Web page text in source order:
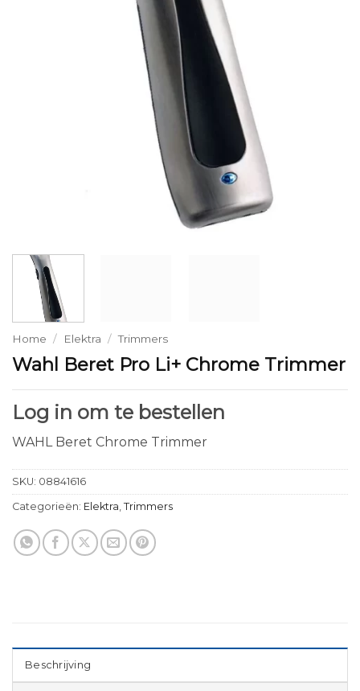
Home / Elektra / Trimmers
Wahl Beret Pro Li+ Chrome Trimmer
Log in om te bestellen
WAHL Beret Chrome Trimmer
SKU: 08841616
Categorieën: Elektra Trimmers
Beschrijving